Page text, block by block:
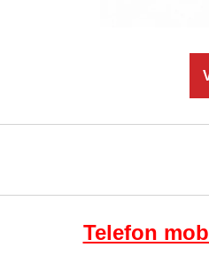
Telefon